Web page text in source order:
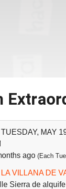
TUESDAY, MAY
ago (Each
LA VILLANA DE
Sierra de